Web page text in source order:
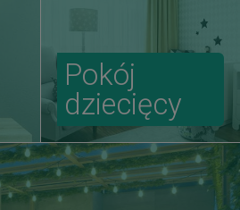
Pokój
dziecięcy